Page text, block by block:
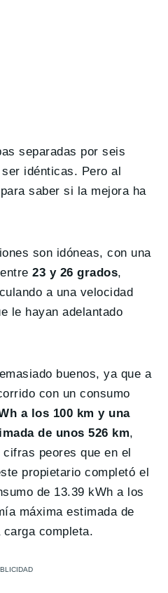
separadas por seis
idénticas. Pero al
saber si la mejora ha
son idóneas, con una
entre23 y 26 grados,
a una velocidad
le hayan adelantado
buenos, ya que a
con un consumo
a los 100 km y una
de unos 526 km,
peores que en el
propietario completó el
de 13.39 kWh a los
máxima estimada de
carga completa.